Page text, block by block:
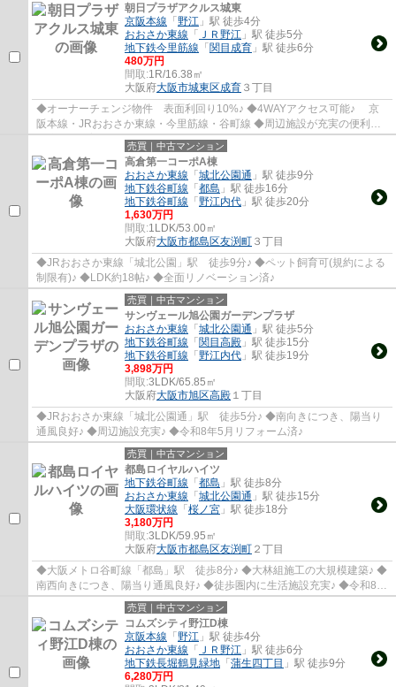
朝日プラザアクルス城東
京阪本線 「野江 」駅 徒歩4分
おおさか東線 「 ＪＲ野江 」駅 徒歩5分
地下鉄今里筋線 「関目成育 」駅 徒歩6分
480万円
間取:1R/16.38㎡
大阪府大阪市城東区成育 ３丁目
◆オーナーチェンジ物件 表面利回り10%♪ ◆4WAYアクセス可能♪ 京
阪本線・JRおおさか東線・今里筋線・谷町線 ◆周辺施設が充実の便利な
環境♪ ◆成育公園に近く、豊かな緑あふれる環境♪
売買｜中古マンション
高倉第一コーポA棟
おおさか東線 「城北公園通 」駅 徒歩9分
地下鉄谷町線 「都島 」駅 徒歩16分
地下鉄谷町線 「野江内代 」駅 徒歩20分
1,630万円
間取:1LDK/53.00㎡
大阪府大阪市都島区友渕町 ３丁目
◆JRおおさか東線「城北公園」駅 徒歩9分♪ ◆ペット飼育可(規約による
制限有)♪ ◆LDK約18帖♪ ◆全面リノベーション済♪
売買｜中古マンション
サンヴェール旭公園ガーデンプラザ
おおさか東線 「城北公園通 」駅 徒歩5分
地下鉄谷町線 「関目高殿 」駅 徒歩15分
地下鉄谷町線 「野江内代 」駅 徒歩19分
3,898万円
間取:3LDK/65.85㎡
大阪府大阪市旭区高殿 １丁目
◆JRおおさか東線「城北公園通」駅 徒歩5分♪ ◆南向きにつき、陽当り
通風良好♪ ◆周辺施設充実♪ ◆令和8年5月リフォーム済♪
売買｜中古マンション
都島ロイヤルハイツ
地下鉄谷町線 「都島 」駅 徒歩8分
おおさか東線 「城北公園通 」駅 徒歩15分
大阪環状線 「桜ノ宮 」駅 徒歩18分
3,180万円
間取:3LDK/59.95㎡
大阪府大阪市都島区友渕町 ２丁目
◆大阪メトロ谷町線「都島」駅 徒歩8分♪ ◆大林組施工の大規模建築♪ ◆
南西向きにつき、陽当り通風良好♪ ◆徒歩圏内に生活施設充実♪ ◆令和8年
9月上旬リフォーム完成予定♪
売買｜中古マンション
コムズシティ野江D棟
京阪本線 「野江 」駅 徒歩4分
おおさか東線 「 ＪＲ野江 」駅 徒歩6分
地下鉄長堀鶴見緑地 「蒲生四丁目 」駅 徒歩9分
6,280万円